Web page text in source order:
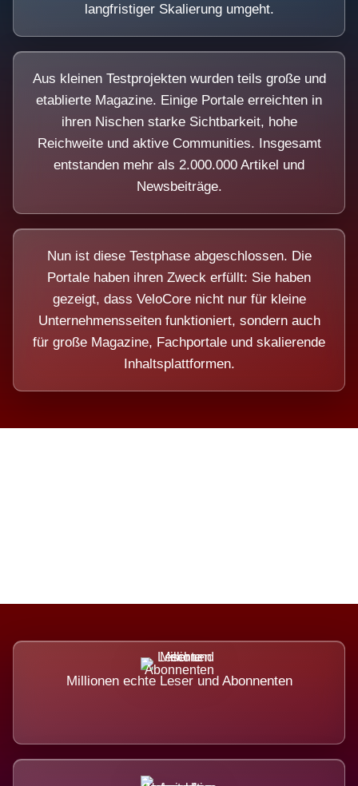
langfristiger Skalierung umgeht.
Aus kleinen Testprojekten wurden teils große und
etablierte Magazine. Einige Portale erreichten in
ihren Nischen starke Sichtbarkeit, hohe
Reichweite und aktive Communities. Insgesamt
entstanden mehr als 2.000.000 Artikel und
Newsbeiträge.
Nun ist diese Testphase abgeschlossen. Die
Portale haben ihren Zweck erfüllt: Sie haben
gezeigt, dass VeloCore nicht nur für kleine
Unternehmensseiten funktioniert, sondern auch
für große Magazine, Fachportale und skalierende
Inhaltsplattformen.
Millionen echte Leser und Abonnenten